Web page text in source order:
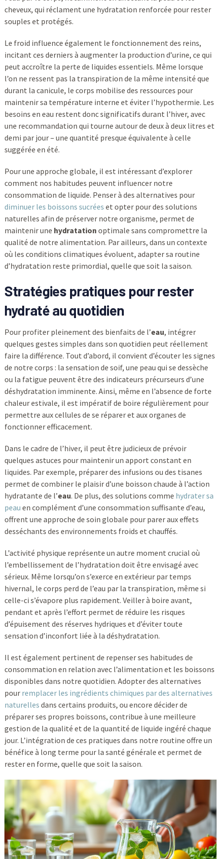
cheveux, qui réclament une hydratation renforcée pour rester
souples et protégés.
Le froid influence également le fonctionnement des reins,
incitant ces derniers à augmenter la production d’urine, ce qui
peut accroître la perte de liquides essentiels. Même lorsque
l’on ne ressent pas la transpiration de la même intensité que
durant la canicule, le corps mobilise des ressources pour
maintenir sa température interne et éviter l’hypothermie. Les
besoins en eau restent donc significatifs durant l’hiver, avec
une recommandation qui tourne autour de deux à deux litres et
demi par jour – une quantité presque équivalente à celle
suggérée en été.
Pour une approche globale, il est intéressant d’explorer
comment nos habitudes peuvent influencer notre
consommation de liquide. Penser à des alternatives pour
diminuer les boissons sucrées et opter pour des solutions
naturelles afin de préserver notre organisme, permet de
maintenir une hydratation optimale sans compromettre la
qualité de notre alimentation. Par ailleurs, dans un contexte
où les conditions climatiques évoluent, adapter sa routine
d’hydratation reste primordial, quelle que soit la saison.
Stratégies pratiques pour rester
hydraté au quotidien
Pour profiter pleinement des bienfaits de l’eau, intégrer
quelques gestes simples dans son quotidien peut réellement
faire la différence. Tout d’abord, il convient d’écouter les signes
de notre corps : la sensation de soif, une peau qui se dessèche
ou la fatigue peuvent être des indicateurs précurseurs d’une
déshydratation imminente. Ainsi, même en l’absence de forte
chaleur estivale, il est impératif de boire régulièrement pour
permettre aux cellules de se réparer et aux organes de
fonctionner efficacement.
Dans le cadre de l’hiver, il peut être judicieux de prévoir
quelques astuces pour maintenir un apport constant en
liquides. Par exemple, préparer des infusions ou des tisanes
permet de combiner le plaisir d’une boisson chaude à l’action
hydratante de l’eau. De plus, des solutions comme hydrater sa
peau en complément d’une consommation suffisante d’eau,
offrent une approche de soin globale pour parer aux effets
desséchants des environnements froids et chauffés.
L’activité physique représente un autre moment crucial où
l’embellissement de l’hydratation doit être envisagé avec
sérieux. Même lorsqu’on s’exerce en extérieur par temps
hivernal, le corps perd de l’eau par la transpiration, même si
celle-ci s’évapore plus rapidement. Veiller à boire avant,
pendant et après l’effort permet de réduire les risques
d’épuisement des réserves hydriques et d’éviter toute
sensation d’inconfort liée à la déshydratation.
Il est également pertinent de repenser ses habitudes de
consommation en relation avec l’alimentation et les boissons
disponibles dans notre quotidien. Adopter des alternatives
pour remplacer les ingrédients chimiques par des alternatives
naturelles dans certains produits, ou encore décider de
préparer ses propres boissons, contribue à une meilleure
gestion de la qualité et de la quantité de liquide ingéré chaque
jour. L’intégration de ces pratiques dans notre routine offre un
bénéfice à long terme pour la santé générale et permet de
rester en forme, quelle que soit la saison.